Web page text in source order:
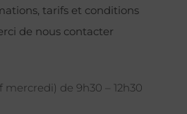
tarifs et conditions
de nous contacter
mercredi) de 9h30 – 12h30